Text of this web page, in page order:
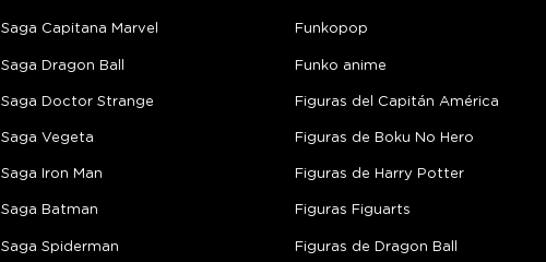
Saga Capitana Marvel
Saga Dragon Ball
Saga Doctor Strange
Saga Vegeta
Saga Iron Man
Saga Batman
Saga Spiderman
Funkopop
Funko anime
Figuras del Capitán América
Figuras de Boku No Hero
Figuras de Harry Potter
Figuras Figuarts
Figuras de Dragon Ball